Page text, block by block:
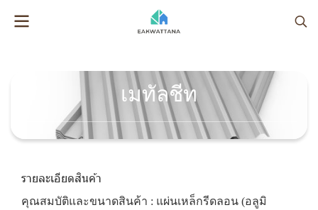
เมทัลชีท
รายละเอียดสินค้า
คุณสมบัติและขนาดสินค้า : แผ่นเหล็กรีดลอน (อลูมิ